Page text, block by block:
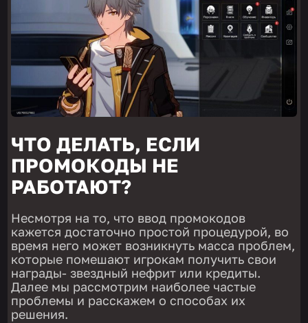
ЧТО ДЕЛАТЬ, ЕСЛИ
ПРОМОКОДЫ НЕ
РАБОТАЮТ?
Несмотря на то, что ввод промокодов
кажется достаточно простой процедурой, во
время него может возникнуть масса проблем,
которые помешают игрокам получить свои
награды- звездный нефрит или кредиты.
Далее мы рассмотрим наиболее частые
проблемы и расскажем о способах их
решения.